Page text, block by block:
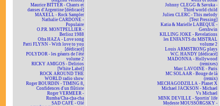
Maurice BITTER - Chants et
danses d'Argentine [dédicacé]
MAXELL - Rock Sampler
Nathalie CARDONE -
Populaire
O.P.R. MONTPELLIER -
Berlioz 1988
Ofra HAZA - Love song
Patti FLYNN - With love to you
[dédicacé]
POLYDOR - les géants de l'été
volume 2
RICKY AMIGOS - Delirios
[White Label]
ROCK AROUND THE
WORLD radio show
Roger BOURDIN - TIMING 8,
Confidences d'un flûtiste
Roger VERMEER -
Rumba/Cha-cha-cha
SAD CAFÉ - Olé
Johnny CLEGG & Savuka -
Third world child
Julien CLERC - This melody
[Test Pressing]
Katia & Marielle LABEQUE -
Gershwin
KILLING JOKE - Revelations
les ENFANTS du MISTRAL
volume 2
Louis ARMSTRONG plays
W.C. HANDY [dédicacé]
MADONNA - Hollywood
(remixes)
Marc LAVOINE - Paris
MC SOLAAR - Bouge de là
(remix)
MECHAGODZILLA - Planet X
Michael JACKSON - Michael
Vs Michael
MINK DEVILLE - Sportin' life
Modeste MOUSSORGSKY -